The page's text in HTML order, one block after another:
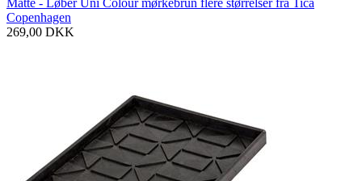
Måtte - Løber Uni Colour mørkebrun flere størrelser fra Tica
Copenhagen
269,00 DKK